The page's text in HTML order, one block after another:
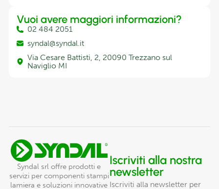
Vuoi avere maggiori informazioni?
02 484 2051
syndal@syndal.it
Via Cesare Battisti, 2, 20090 Trezzano sul
Naviglio MI
Syndal srl offre prodotti e
servizi per componenti stampi
lamiera e soluzioni innovative
Iscriviti alla nostra
newsletter
Iscriviti alla newsletter per